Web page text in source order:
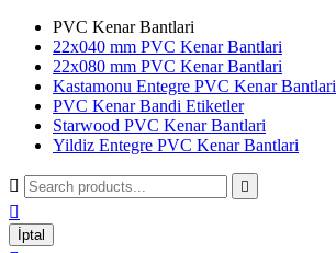
PVC Kenar Bantlari
22x040 mm PVC Kenar Bantlari
22x080 mm PVC Kenar Bantlari
Kastamonu Entegre PVC Kenar Bantlari
PVC Kenar Bandi Etiketler
Starwood PVC Kenar Bantlari
Yildiz Entegre PVC Kenar Bantlari
 

İptal